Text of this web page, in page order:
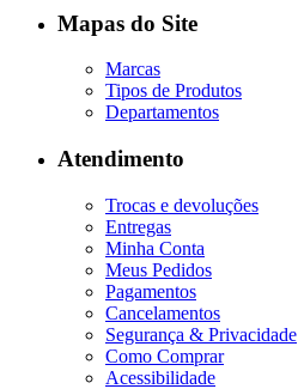
Mapas do Site
Marcas
Tipos de Produtos
Departamentos
Atendimento
Trocas e devoluções
Entregas
Minha Conta
Meus Pedidos
Pagamentos
Cancelamentos
Segurança & Privacidade
Como Comprar
Acessibilidade